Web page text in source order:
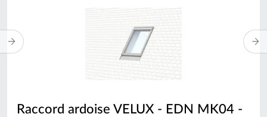
Raccord ardoise VELUX - EDN MK04 -